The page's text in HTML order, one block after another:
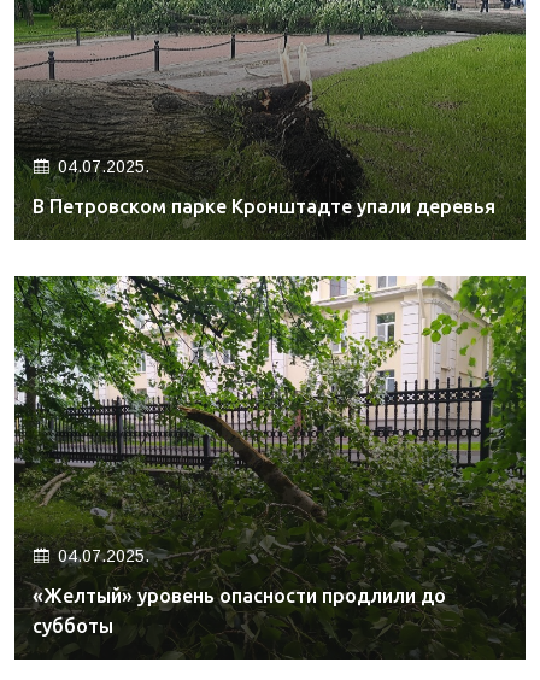
04.07.2025.
В Петровском парке Кронштадте упали деревья
04.07.2025.
«Желтый» уровень опасности продлили до
субботы